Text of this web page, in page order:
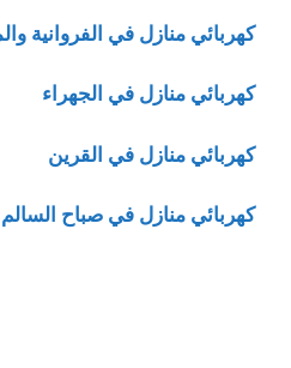
كهربائي منازل في الفروانية
كهربائي منازل في الجهراء
كهربائي منازل في القرين
كهربائي منازل في صباح